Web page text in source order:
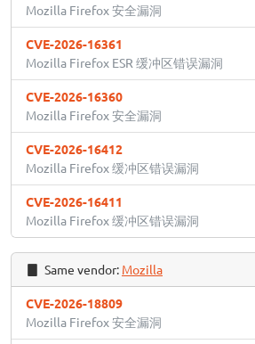
Mozilla Firefox 安全漏洞
CVE-2026-16361
Mozilla Firefox ESR 缓冲区错误漏洞
CVE-2026-16360
Mozilla Firefox 安全漏洞
CVE-2026-16412
Mozilla Firefox 缓冲区错误漏洞
CVE-2026-16411
Mozilla Firefox 缓冲区错误漏洞
Same vendor: Mozilla
CVE-2026-18809
Mozilla Firefox 安全漏洞